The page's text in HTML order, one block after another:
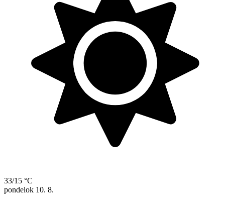
33/15 °C
pondelok 10. 8.